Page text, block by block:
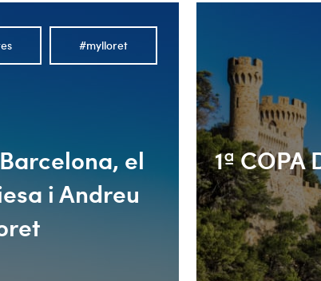
el
i Andreu
#mylloret
1ª COPA